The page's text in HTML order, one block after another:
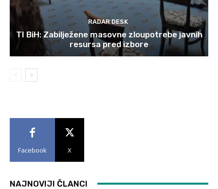
RADAR DESK
TI BiH: Zabilježene masovne zloupotrebe javnih
resursa pred izbore
Facebook X
NAJNOVIJI ČLANCI